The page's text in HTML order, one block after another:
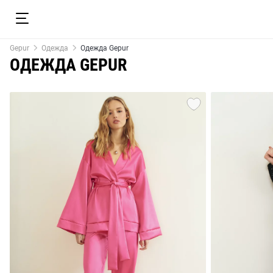
Gepur Одежда Одежда Gepur
ОДЕЖДА GEPUR